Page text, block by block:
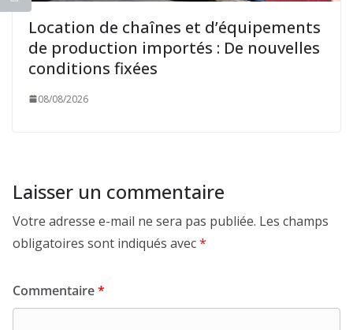
Location de chaînes et d’équipements
de production importés : De nouvelles
conditions fixées
08/08/2026
Laisser un commentaire
Votre adresse e-mail ne sera pas publiée. Les champs
obligatoires sont indiqués avec*
Commentaire*